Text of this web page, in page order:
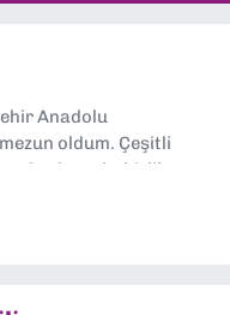
Anadolu
oldum. Çeşitli
muhabirlik
haberler üretmeye